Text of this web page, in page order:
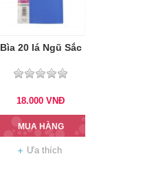
Bìa 20 lá Ngũ Sắc
18.000 VNĐ
MUA HÀNG
Ưa thích